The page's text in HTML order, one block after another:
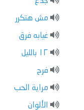
مش هتكرر
غيابه فرق
١٢ بالليل
فرح
مراية الحب
الألوان